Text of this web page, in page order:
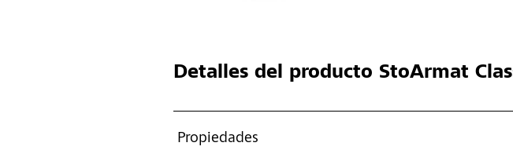
Detalles del producto StoArmat
Propiedades